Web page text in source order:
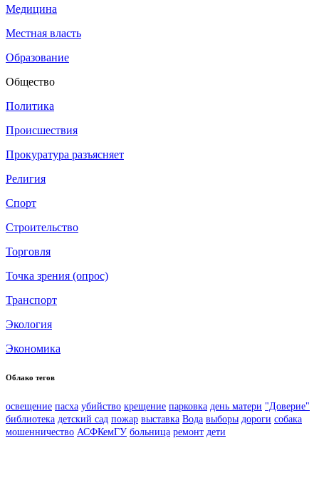
Медицина
Местная власть
Образование
Общество
Политика
Происшествия
Прокуратура разъясняет
Религия
Спорт
Строительство
Торговля
Точка зрения (опрос)
Транспорт
Экология
Экономика
Облако тегов
освещение пасха убийство крещение парковка день матери "Доверие"
библиотека детский сад пожар выставка Вода выборы дороги собака
мошенничество АСФКемГУ больница ремонт дети